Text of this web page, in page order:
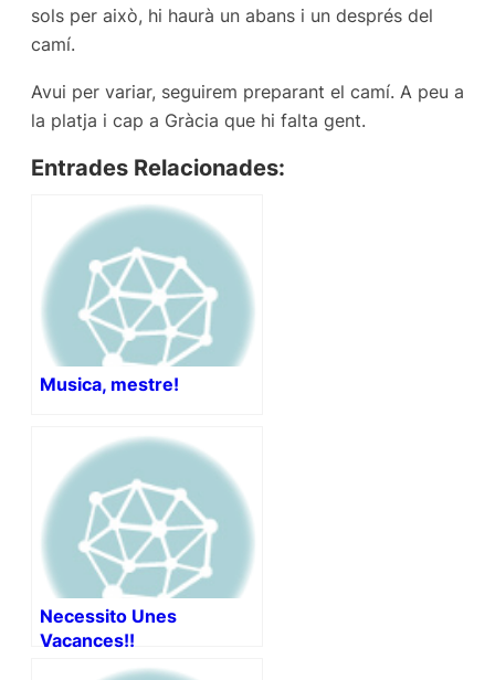
sols per això, hi haurà un abans i un després del
camí.
Avui per variar, seguirem preparant el camí. A peu a
la platja i cap a Gràcia que hi falta gent.
Entrades Relacionades:
Musica, mestre!
Necessito Unes
Vacances!!